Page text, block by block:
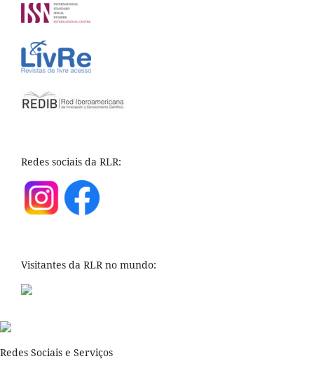
Redes sociais da RLR:
Visitantes da RLR no mundo:
Redes Sociais e Serviços